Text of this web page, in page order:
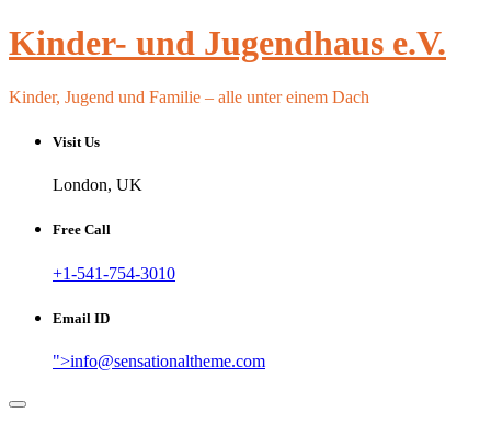
Skip
to
Kinder- und Jugendhaus e.V.
Kinder, Jugend und Familie – alle unter einem Dach
Visit Us
London, UK
Free Call
+1-541-754-3010
Email ID
">info@sensationaltheme.com